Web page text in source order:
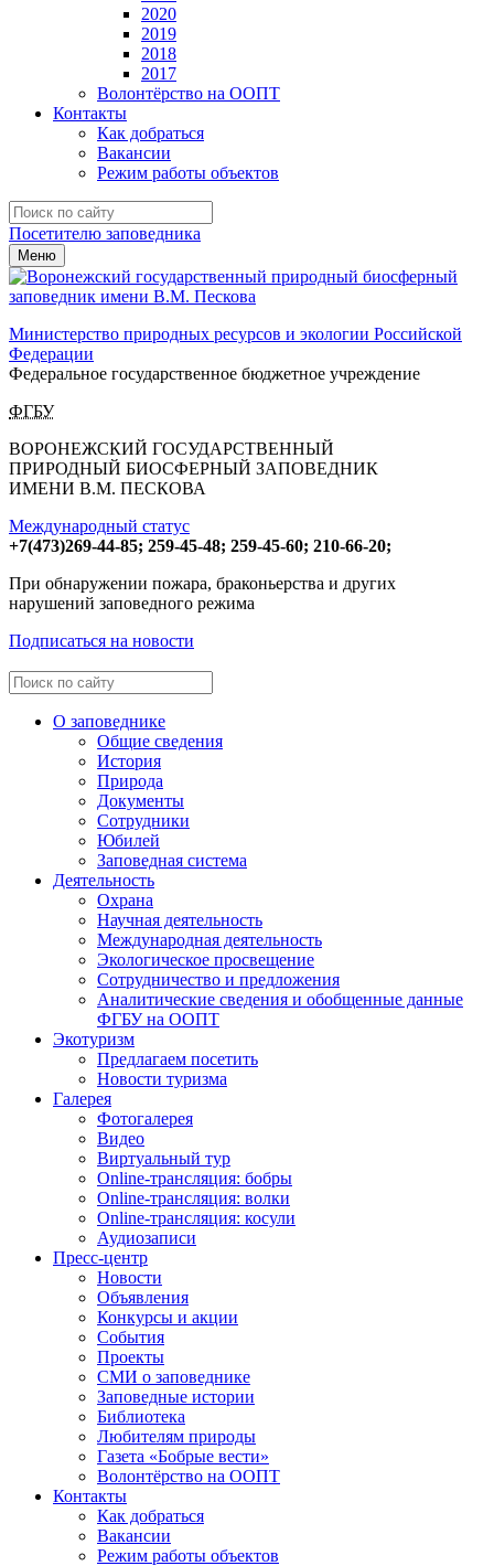
2020
2019
2018
2017
Волонтёрство на ООПТ
Контакты
Как добраться
Вакансии
Режим работы объектов
Посетителю заповедника
Меню
Министерство природных ресурсов и экологии Российской
Федерации
Федеральное государственное бюджетное учреждение
ФГБУ
ВОРОНЕЖСКИЙ ГОСУДАРСТВЕННЫЙ
ПРИРОДНЫЙ БИОСФЕРНЫЙ ЗАПОВЕДНИК
ИМЕНИ В.М. ПЕСКОВА
Международный статус
+7(473)269-44-85; 259-45-48; 259-45-60; 210-66-20;
При обнаружении пожара, браконьерства и других
нарушений заповедного режима
Подписаться на новости
О заповеднике
Общие сведения
История
Природа
Документы
Сотрудники
Юбилей
Заповедная система
Деятельность
Охрана
Научная деятельность
Международная деятельность
Экологическое просвещение
Сотрудничество и предложения
Аналитические сведения и обобщенные данные
ФГБУ на ООПТ
Экотуризм
Предлагаем посетить
Новости туризма
Галерея
Фотогалерея
Видео
Виртуальный тур
Online-трансляция: бобры
Online-трансляция: волки
Online-трансляция: косули
Аудиозаписи
Пресс-центр
Новости
Объявления
Конкурсы и акции
События
Проекты
СМИ о заповеднике
Заповедные истории
Библиотека
Любителям природы
Газета «Бобрые вести»
Волонтёрство на ООПТ
Контакты
Как добраться
Вакансии
Режим работы объектов